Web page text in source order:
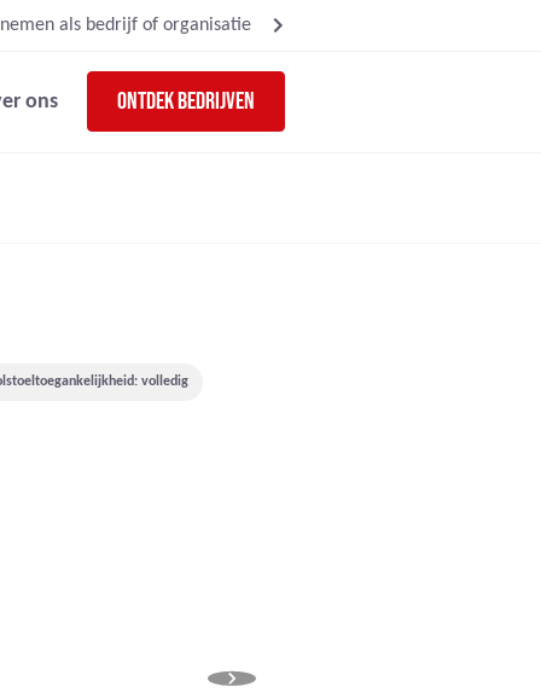
als bedrijf of organisatie
ons Ontdek bedrijven
volledig